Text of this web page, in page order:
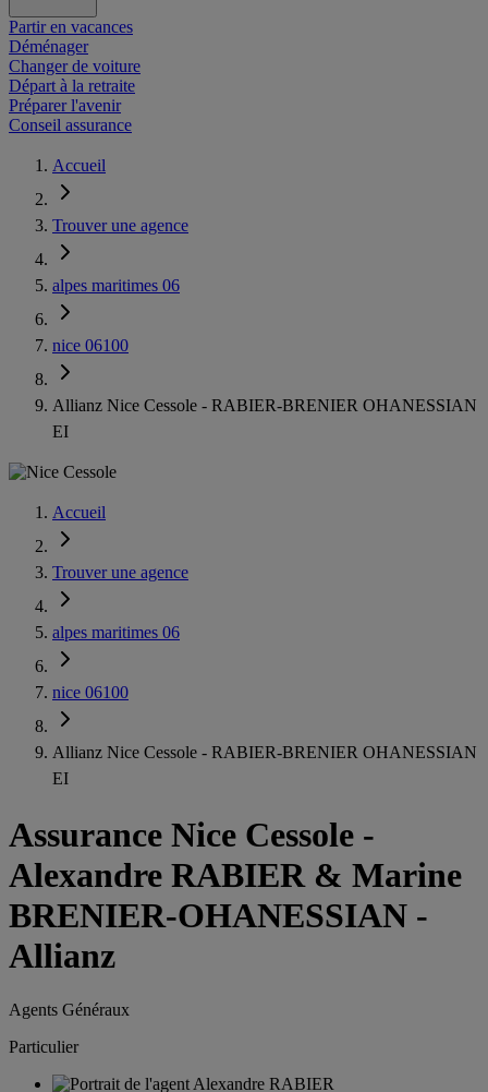
Partir en vacances
Déménager
Changer de voiture
Départ à la retraite
Préparer l'avenir
Conseil assurance
Accueil
Trouver une agence
alpes maritimes 06
nice 06100
Allianz Nice Cessole - RABIER-BRENIER OHANESSIAN
EI
Accueil
Trouver une agence
alpes maritimes 06
nice 06100
Allianz Nice Cessole - RABIER-BRENIER OHANESSIAN
EI
Assurance Nice Cessole -
Alexandre RABIER & Marine
BRENIER-OHANESSIAN -
Allianz
Agents Généraux
Particulier